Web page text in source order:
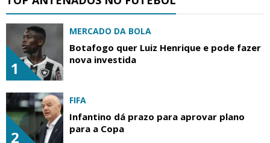
1
MERCADO DA BOLA
Botafogo quer Luiz Henrique e pode fazer
nova investida
2
FIFA
Infantino dá prazo para aprovar plano
para a Copa